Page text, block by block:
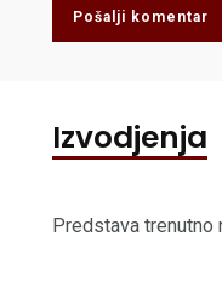
Pošalji komentar
Izvodjenja
Predstava trenutno